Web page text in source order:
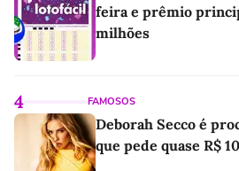
feira e prêmio
milhões
4 FAMOSOS
Deborah Secco é
que pede quase R$